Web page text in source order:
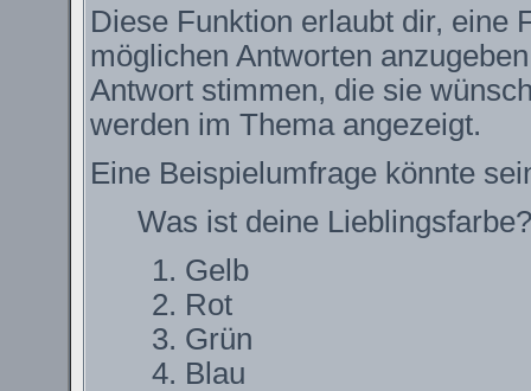
Diese Funktion erlaubt dir, eine
möglichen Antworten
Antwort stimmen, die sie
werden im Thema angezeigt.
Eine Beispielumfrage könnte
Was ist deine Lieblingsfarbe?
Gelb
Rot
Grün
Blau